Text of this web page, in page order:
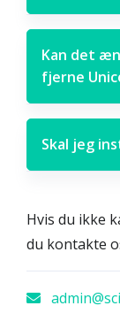
Kan det
fjerne
Skal jeg
Hvis du ikke
du kontakte